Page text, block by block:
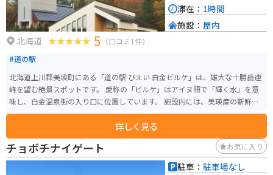
北海道 5 （口コミ1件）
#道の駅
北海道上川郡美瑛町にある「道の駅 びえい 白金ビルケ」は、雄大な十勝岳連
峰を望む絶景スポットです。 愛称の「ビルケ」はアイヌ語で「輝く水」を意
味し、白金温泉街の入り口に位置しています。 施設内には、美瑛産の新鮮な
野菜や牛乳を使ったソフトクリームなどが味わえるレストランや売店があ
り、地元の特産品をお土産に購入できます。 また、美瑛町の観光情報コーナ
ーでは、近隣の観光スポット情報も入手できます。 雄大な自然を満喫できる
展望台もあり、ドライブの休憩だけでなく、観光拠点としても最適です。 バ
イクで訪れる場合は、駐車場も広く停めやすいので安心です。 十勝岳連峰の
詳しく見る
滞在： 1時間
施設： 屋内
チョボチナイゲート お気に入り
駐車： 駐車場なし